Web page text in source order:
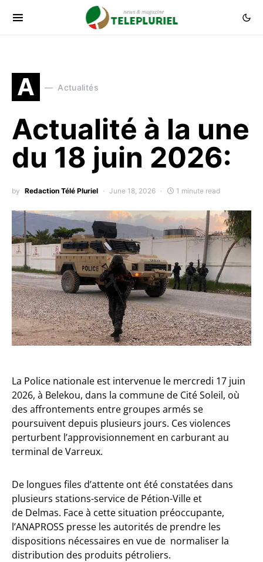
A Actualités
Actualité à la une
du 18 juin 2026:
by Redaction Télé Pluriel June 18, 2026 1 minute read
La Police nationale est intervenue le mercredi 17 juin
2026, à Belekou, dans la commune de Cité Soleil, où
des affrontements entre groupes armés se
poursuivent depuis plusieurs jours. Ces violences
perturbent l’approvisionnement en carburant au
terminal de Varreux.
De longues files d’attente ont été constatées dans
plusieurs stations-service de Pétion-Ville et
de Delmas. Face à cette situation préoccupante,
l’ANAPROSS presse les autorités de prendre les
dispositions nécessaires en vue de normaliser la
distribution des produits pétroliers.